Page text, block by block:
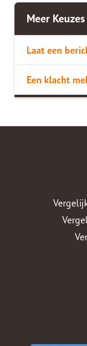
Meer Keuzes
Laat een
Een klacht